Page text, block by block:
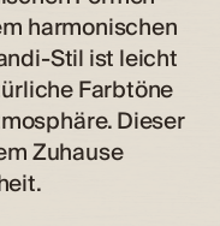
harmonischen
Stil ist leicht
Farbtöne
Dieser
Zuhause